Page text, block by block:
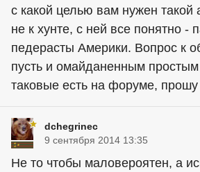
с какой целью вам нужен такой
не к хунте, с ней все понятно -
педерасты Америки. Вопрос к
пусть и омайданенным
таковые есть на форуме, прошу
dchegrinec
9 сентября 2014 13:35
Не то чтобы маловероятен, а